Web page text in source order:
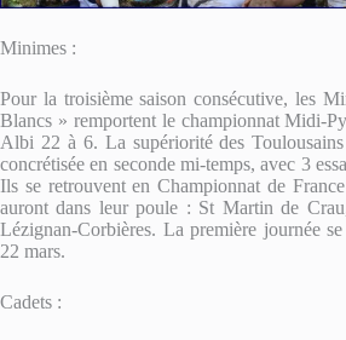
Minimes :
Pour la troisième saison consécutive, les
Blancs » remportent le championnat Midi-
Albi 22 à 6. La supériorité des Toulousains
concrétisée en seconde mi-temps, avec 3
Ils se retrouvent en Championnat de
auront dans leur poule : St Martin de
Lézignan-Corbières. La première journée
22 mars.
Cadets :